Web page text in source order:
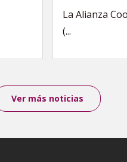
La Alianza
(...
Ver más noticias